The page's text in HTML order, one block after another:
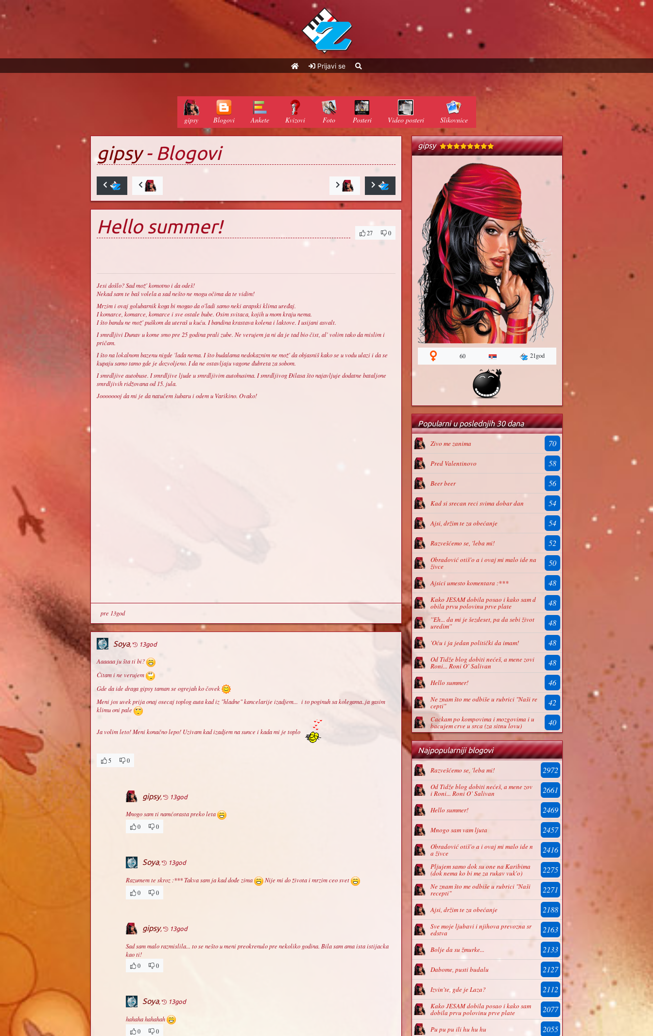
Prijavi se
gipsy Blogovi Ankete Kvizovi Foto Posteri Video posteri Slikovnice
gipsy- Blogovi
Hello summer! 27 0
Jesi došlo? Sad mož' komotno i da odeš!
Nekad sam te baš volela a sad nešto ne mogu očima da te vidim!
Mrzim i ovaj golubarnik koga bi mogao da o'ladi samo neki arapski klima uređaj.
I komarce, komarce, komarce i sve ostale bube. Osim svitaca, kojih u mom kraju nema.
I što bandu ne mož' puškom da uteraš u kuću. I bandina krastava kolena i laktove. I usijani asvalt.
I smrdljivi Dunav u kome smo pre 25 godina prali zube. Ne verujem ja ni da je tad bio čist, al' volim tako da mislim i
pričam.
I što na lokalnom bazenu nigde 'lada nema. I što budalama nedokaznim ne mož' da objasniš kako se u vodu ulazi i da se
kupaju samo tamo gde je dozvoljeno. I da ne ostavljaju vagone đubreta za sobom.
I smrdljive autobuse. I smrdljive ljude u smrdljivim autobusima. I smrdljivog Đilasa što najavljuje dodatne bataljone
smrdljivih ridžovana od 15. jula.
Joooooooj da mi je da natučem šubaru i odem u Varikino. Ovako!
pre 13god
Soya, 13god
Aaaaaa ju šta ti bi?
Čitam i ne verujem
Gde da ide draga gipsy taman se ogrejah ko čovek
Meni jos uvek prija onaj osecaj toplog auta kad iz "hladne" kancelarije izadjem... i to poginuh sa kolegama..ja gasim
klimu oni pale
Ja volim leto! Meni konačno lepo! Uzivam kad izadjem na sunce i kada mi je toplo
5 0
gipsy, 13god
Mnogo sam ti namćorasta preko leta
0
0
Soya, 13god
Razumem te skroz :*** Takva sam ja kad dođe zima
Nije mi do života i mrzim ceo svet
0
0
gipsy, 13god
Sad sam malo razmislila... to se nešto u meni preokrenulo pre nekoliko godina. Bila sam ama ista istijacka
kao ti!
0
0
Soya, 13god
hahaha hahahah
0
0
gipsy
60 21god
Popularni u poslednjih 30 dana
Zivo me zanima 70
Pred Valentinovo 58
Beer beer 56
Kad si srecan reci svima dobar dan 54
Ajsi, držim te za obećanje 54
Razvešćemo se, 'leba mi! 52
Obradović otiš'o a i ovaj mi malo ide na
živce 50
Ajsici umesto komentara :*** 48
Kako JESAM dobila posao i kako sam d
obila prvu polovinu prve plate 48
''Eh... da mi je šezdeset, pa da sebi život
uredim'' 48
'Oću i ja jedan politički da imam! 48
Od Tidže blog dobiti nećeš, a mene zovi
Roni... Roni O’ Salivan 48
Hello summer! 46
Ne znam što me odbiše u rubrici "Naši re
cepti" 42
Cackam po kompovima i mozgovima i u
bacujem crve u srca (za sitnu lovu) 40
Najpopularniji blogovi
Razvešćemo se, 'leba mi! 2972
Od Tidže blog dobiti nećeš, a mene zov
i Roni... Roni O’ Salivan 2661
Hello summer! 2469
Mnogo sam vam ljuta 2457
Obradović otiš'o a i ovaj mi malo ide n
a živce 2416
Pljujem samo dok su one na Karibima
(dok nema ko bi me za rukav vuk'o) 2275
Ne znam što me odbiše u rubrici "Naši
recepti" 2271
Ajsi, držim te za obećanje 2188
Sve moje ljubavi i njihova prevozna sr
edstva 2163
Bolje da su žmurke... 2133
Dabome, pusti budalu 2127
Izvin'te, gde je Laza? 2112
Kako JESAM dobila posao i kako sam
dobila prvu polovinu prve plate 2077
Pu pu pu ili hu hu hu 2055